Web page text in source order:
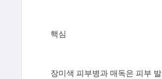
핵심
장미색 피부병과 매독은 피부